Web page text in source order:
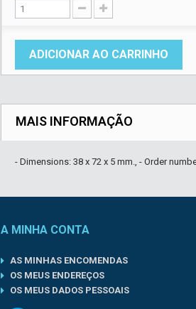
ADICIONAR AO CARRINHO
MAIS INFORMAÇÃO
- Dimensions: 38 x 72 x 5 mm., - Order
A MINHA CONTA
AS MINHAS ENCOMENDAS
OS MEUS ENDEREÇOS
OS MEUS DADOS PESSOAIS